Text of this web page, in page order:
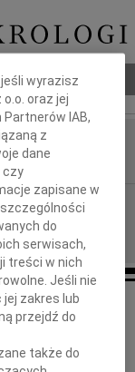
zawiadamiamy,
2022 odszedł
wyrazisz
oraz jej
IAB,
z
dane
czy
zapisane w
do
serwisach,
treści w nich
Jeśli nie
zakres lub
przejdź do
także do